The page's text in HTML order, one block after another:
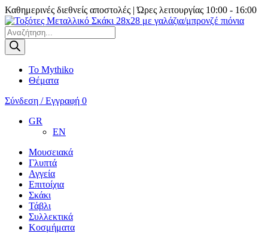
Καθημερινές διεθνείς αποστολές | Ώρες λειτουργίας 10:00 - 16:00
Products
search
Το Mythiko
Θέματα
Σύνδεση / Εγγραφή 0
GR
EN
Μουσειακά
Γλυπτά
Αγγεία
Επιτοίχια
Σκάκι
Τάβλι
Συλλεκτικά
Κοσμήματα